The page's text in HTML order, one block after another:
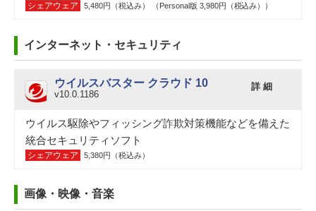
シェアウェア 5,480円（税込み） （Personal版 3,980円（税込み））
インターネット・セキュリティ
ウイルスバスター クラウド 10
v10.0.1186
詳 細
ウイルス駆除やフィッシング詐欺対策機能などを備えた
統合セキュリティソフト
シェアウェア 5,380円（税込み）
画像・映像・音楽